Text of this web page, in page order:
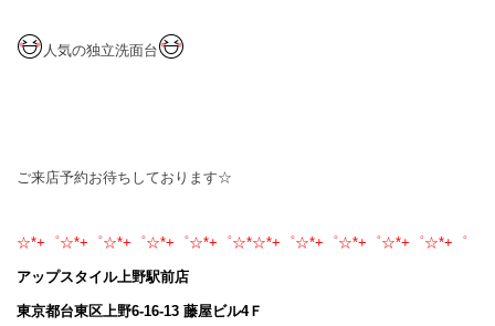
人気の独立洗面台
ご来店予約お待ちしております☆
☆*+゜☆*+゜☆*+゜☆*+゜☆*+゜☆*☆*+゜☆*+゜☆*+゜☆*+゜☆*+゜
アップスタイル上野駅前店
東京都台東区上野6-16-13 藤屋ビル4Ｆ